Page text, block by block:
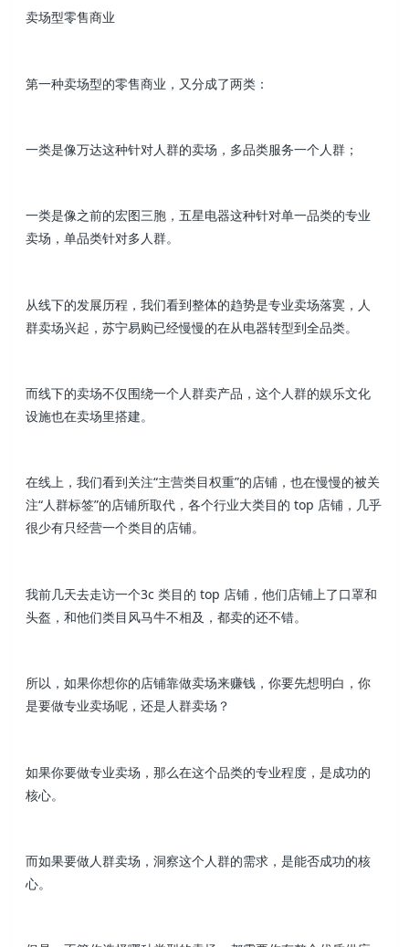
卖场型零售商业
第一种卖场型的零售商业，又分成了两类：
一类是像万达这种针对人群的卖场，多品类服务一个人群；
一类是像之前的宏图三胞，五星电器这种针对单一品类的专业
卖场，单品类针对多人群。
从线下的发展历程，我们看到整体的趋势是专业卖场落寞，人
群卖场兴起，苏宁易购已经慢慢的在从电器转型到全品类。
而线下的卖场不仅围绕一个人群卖产品，这个人群的娱乐文化
设施也在卖场里搭建。
在线上，我们看到关注“主营类目权重”的店铺，也在慢慢的被关
注“人群标签”的店铺所取代，各个行业大类目的 top 店铺，几乎
很少有只经营一个类目的店铺。
我前几天去走访一个3c 类目的 top 店铺，他们店铺上了口罩和
头盔，和他们类目风马牛不相及，都卖的还不错。
所以，如果你想你的店铺靠做卖场来赚钱，你要先想明白，你
是要做专业卖场呢，还是人群卖场？
如果你要做专业卖场，那么在这个品类的专业程度，是成功的
核心。
而如果要做人群卖场，洞察这个人群的需求，是能否成功的核
心。